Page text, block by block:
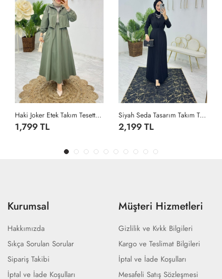
Haki Joker Etek Takım Tesettür Giyim Haki
1,799 TL
Siyah Seda Tasarım Takım Tesettür Giyim Siyah
2,199 TL
Kurumsal
Hakkımızda
Sıkça Sorulan Sorular
Sipariş Takibi
İptal ve İade Koşulları
Müşteri Hizmetleri
Gizlilik ve Kvkk Bilgileri
Kargo ve Teslimat Bilgileri
İptal ve İade Koşulları
Mesafeli Satış Sözleşmesi